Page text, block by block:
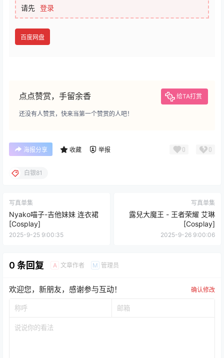
请先 登录
百度网盘
点点赞赏，手留余香 给TA打赏
还没有人赞赏，快来当第一个赞赏的人吧！
海报分享 收藏 举报 0 0
白银81
写真单集
Nyako喵子-吉他妹妹 连衣裙
[Cosplay]
2025-9-25 9:00:35
写真单集
露兒大魔王 - 王者荣耀 艾琳
[Cosplay]
2025-9-26 9:00:06
0 条回复 A 文章作者 M 管理员
欢迎您，新朋友，感谢参与互动！ 确认修改